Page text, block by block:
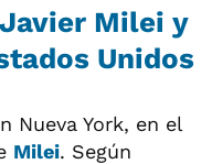
Milei y
Unidos
Nueva York, en el
Milei. Según